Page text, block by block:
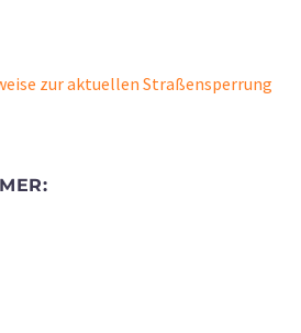
zur aktuellen Straßensperrung